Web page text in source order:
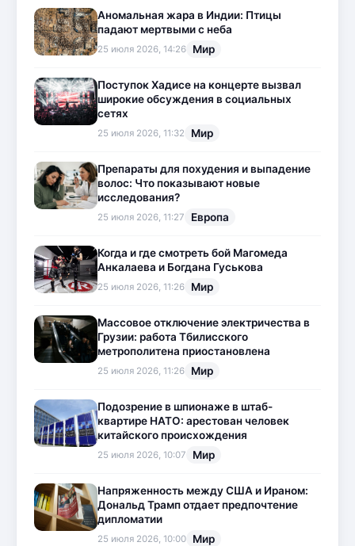
Аномальная жара в Индии: Птицы
падают мертвыми с неба
25 июля 2026, 14:26 Мир
Поступок Хадисе на концерте вызвал
широкие обсуждения в социальных
сетях
25 июля 2026, 11:32 Мир
Препараты для похудения и выпадение
волос: Что показывают новые
исследования?
25 июля 2026, 11:27 Европа
Когда и где смотреть бой Магомеда
Анкалаева и Богдана Гуськова
25 июля 2026, 11:26 Мир
Массовое отключение электричества в
Грузии: работа Тбилисского
метрополитена приостановлена
25 июля 2026, 11:26 Мир
Подозрение в шпионаже в штаб-
квартире НАТО: арестован человек
китайского происхождения
25 июля 2026, 10:07 Мир
Напряженность между США и Ираном:
Дональд Трамп отдает предпочтение
дипломатии
25 июля 2026, 10:00 Мир